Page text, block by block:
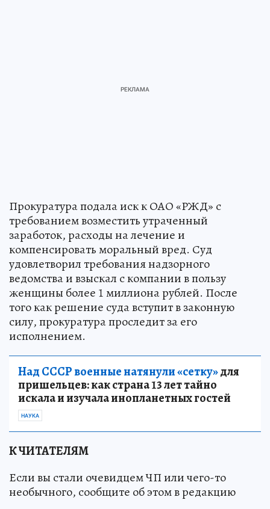
Прокуратура подала иск к ОАО «РЖД» с
требованием возместить утраченный
заработок, расходы на лечение и
компенсировать моральный вред. Суд
удовлетворил требования надзорного
ведомства и взыскал с компании в пользу
женщины более 1 миллиона рублей. После
того как решение суда вступит в законную
силу, прокуратура проследит за его
исполнением.
Над СССР военные натянули «сетку»для
пришельцев: как страна 13 лет тайно
искала и изучала инопланетных гостей
НАУКА
К ЧИТАТЕЛЯМ
Если вы стали очевидцем ЧП или чего-то
необычного, сообщите об этом в редакцию